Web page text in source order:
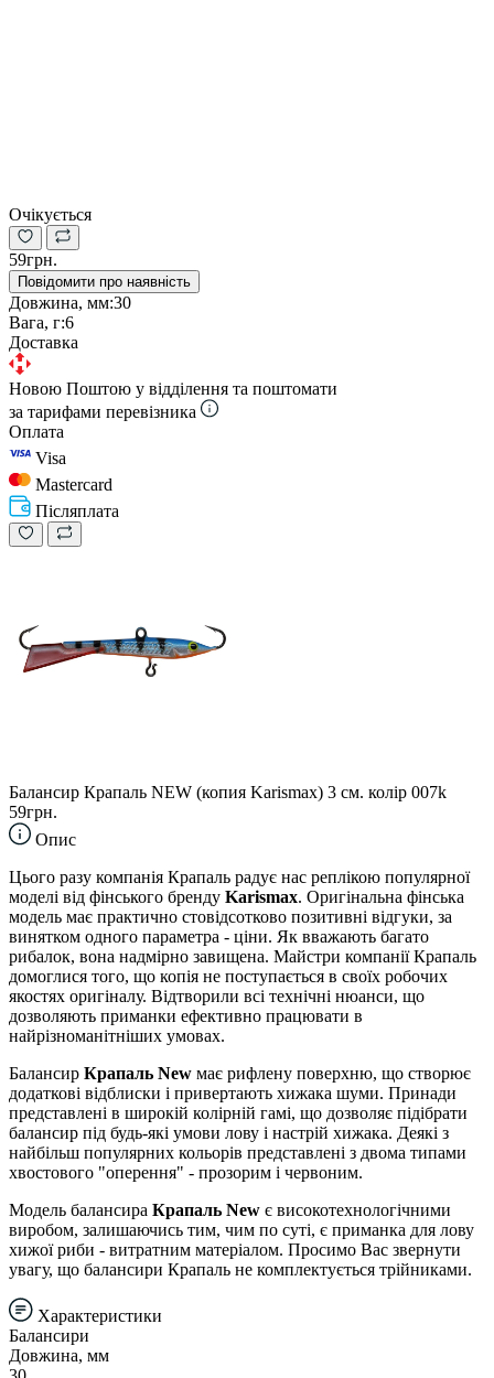
Очікується
59грн.
Повідомити про наявність
Довжина, мм:30
Вага, г:6
Доставка
Новою Поштою у відділення та поштомати
за тарифами перевізника
Оплата
Visa
Mastercard
Післяплата
Балансир Крапаль NEW (копия Karismax) 3 см. колір 007k
59грн.
Опис
Цього разу компанія Крапаль радує нас реплікою популярної
моделі від фінського бренду Karismax. Оригінальна фінська
модель має практично стовідсотково позитивні відгуки, за
винятком одного параметра - ціни. Як вважають багато
рибалок, вона надмірно завищена. Майстри компанії Крапаль
домоглися того, що копія не поступається в своїх робочих
якостях оригіналу. Відтворили всі технічні нюанси, що
дозволяють приманки ефективно працювати в
найрізноманітніших умовах.
Балансир Крапаль New має рифлену поверхню, що створює
додаткові відблиски і привертають хижака шуми. Принади
представлені в широкій колірній гамі, що дозволяє підібрати
балансир під будь-які умови лову і настрій хижака. Деякі з
найбільш популярних кольорів представлені з двома типами
хвостового "оперення" - прозорим і червоним.
Модель балансира Крапаль New є високотехнологічними
виробом, залишаючись тим, чим по суті, є приманка для лову
хижої риби - витратним матеріалом. Просимо Вас звернути
увагу, що балансири Крапаль не комплектується трійниками.
Характеристики
Балансири
Довжина, мм